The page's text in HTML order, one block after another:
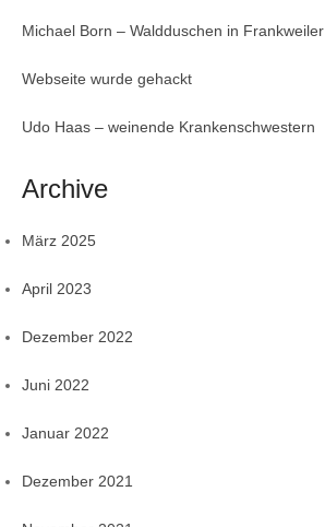
Michael Born – Waldduschen in Frankweiler
Webseite wurde gehackt
Udo Haas – weinende Krankenschwestern
Archive
März 2025
April 2023
Dezember 2022
Juni 2022
Januar 2022
Dezember 2021